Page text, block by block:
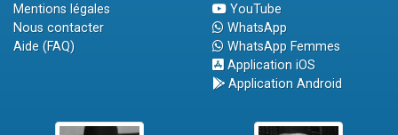
Mentions légales
Nous contacter
Aide (FAQ)
YouTube
WhatsApp
WhatsApp Femmes
Application iOS
Application Android